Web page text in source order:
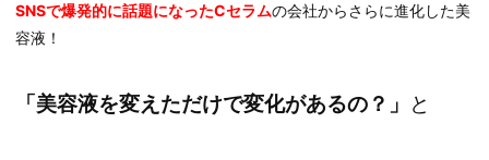
SNSで爆発的に話題になったCセラムの会社からさらに進化した美
容液！
「美容液を変えただけで変化があるの？」 と